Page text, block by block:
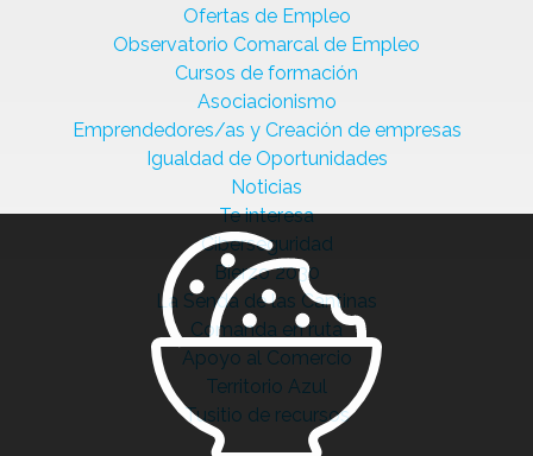
Ofertas de Empleo
Observatorio Comarcal de Empleo
Cursos de formación
Asociacionismo
Emprendedores/as y Creación de empresas
Igualdad de Oportunidades
Noticias
Te interesa
Ciberseguridad
Bierzo 2030
La Senda de las Cantinas
Comanda en ruta
Apoyo al Comercio
Territorio Azul
Tusitio de recursos